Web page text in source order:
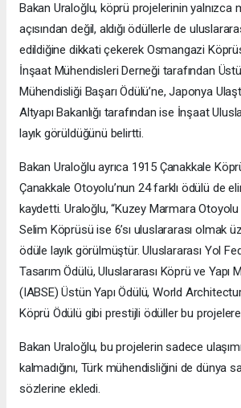
Bakan Uraloğlu, köprü projelerinin yalnızca
açısından değil, aldığı ödüllerle de
edildiğine dikkati çekerek Osmangazi
İnşaat Mühendisleri Derneği tarafından
Mühendisliği Başarı Ödülü’ne, Japonya
Altyapı Bakanlığı tarafından ise İnşaat
layık görüldüğünü belirtti.
Bakan Uraloğlu ayrıca 1915 Çanakkale
Çanakkale Otoyolu’nun 24 farklı ödülü de
kaydetti. Uraloğlu, “Kuzey Marmara
Selim Köprüsü ise 6’sı uluslararası olmak
ödüle layık görülmüştür. Uluslararası Yol
Tasarım Ödülü, Uluslararası Köprü ve Yapı
(IABSE) Üstün Yapı Ödülü, World
Köprü Ödülü gibi prestijli ödüller bu projelere
Bakan Uraloğlu, bu projelerin sadece
kalmadığını, Türk mühendisliğini de dünya
sözlerine ekledi.